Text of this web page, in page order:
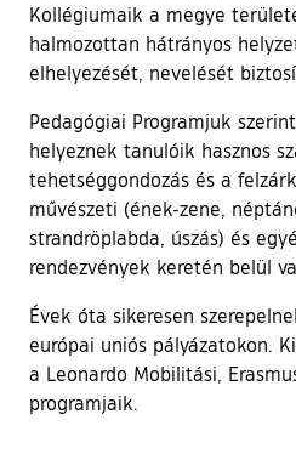
Kollégiumaik a megye
halmozottan hátrányos
elhelyezését, nevelését
Pedagógiai Programjuk
helyeznek tanulóik hasznos
tehetséggondozás és a
művészeti (ének-zene,
strandröplabda, úszás) és
rendezvények keretén belül
Évek óta sikeresen
európai uniós pályázatokon.
a Leonardo Mobilitási,
programjaik.